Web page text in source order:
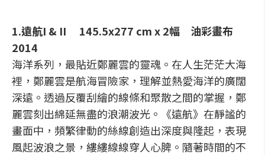
1.遠航I & II 145.5x277 cm x 2幅 油彩畫布
2014
海洋系列，最貼近鄭麗雲的靈魂。在人生茫茫大海
裡，鄭麗雲是航海冒險家，理解並熱愛海洋的廣闊
深遠。透過反覆刮繪的線條和聚散之間的掌握，鄭
麗雲刻出綿延無盡的浪潮波光。《遠航》在靜謐的
畫面中，頻繁律動的絲線創造出深度與隆起，表現
風起波浪之景，縷縷線線穿人心脾。隨著時間的不